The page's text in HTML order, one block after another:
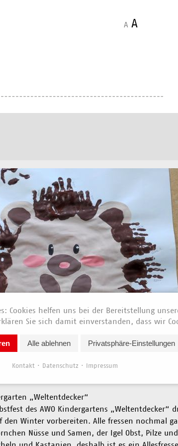
A A
November 2023
„Weltentdecker“
des AWO Kindergartens „Weltentdecker“
den Winter vorbereiten. Alle fressen nochmal
Nüsse und Samen, der Igel Obst, Pilze
Cookies helfen uns bei der Bereitstellung
Sie sich damit einverstanden, dass wir
Alle ablehnen Privatsphäre-Einstellungen
Kontakt Datenschutz Impressum